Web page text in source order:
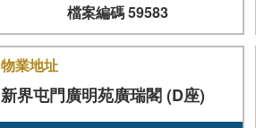
檔案編碼 59583
物業地址
新界屯門廣明苑廣瑞閣 (D座)